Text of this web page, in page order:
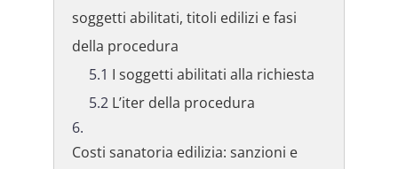
soggetti abilitati, titoli edilizi e fasi
della procedura
I soggetti abilitati alla richiesta
L’iter della procedura
Costi sanatoria edilizia: sanzioni e